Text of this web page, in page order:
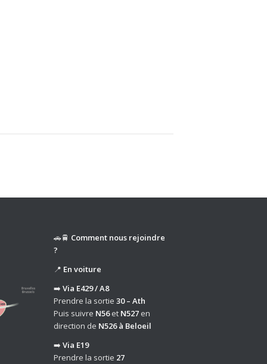
🚗🚆 Comment nous rejoindre
?
📍 En voiture
➡️Via E429 / A8
Prendre la sortie30 – Ath
Puis suivre N56et N527 en
direction de N526 à Beloeil
➡️Via E19
Prendre la sortie 27